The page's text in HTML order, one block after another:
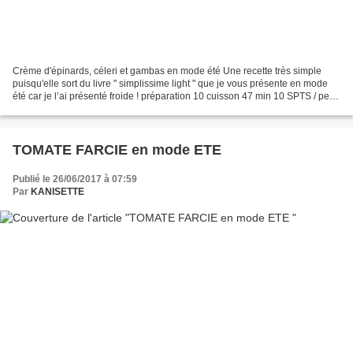
Crème d'épinards, céleri et gambas en mode été Une recette très simple
puisqu'elle sort du livre " simplissime light " que je vous présente en mode
été car je l’ai présenté froide ! préparation 10 cuisson 47 min 10 SPTS / pers
TOMATE FARCIE en mode ETE
Publié le 26/06/2017 à 07:59
Par KANISETTE